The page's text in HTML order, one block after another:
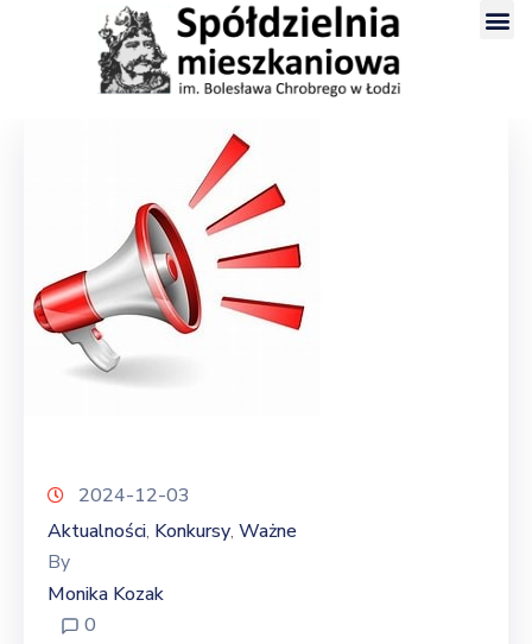
2024-12-03
Aktualności‚ Konkursy‚ Ważne
By
Monika Kozak
0